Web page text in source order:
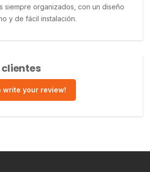
siempre organizados, con un diseño
y de fácil instalación.
clientes
write your review!